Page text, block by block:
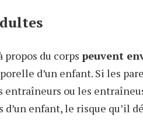
propos du corps peuvent
d’un enfant. Si les
entraîneurs ou les
enfant, le risque qu’il